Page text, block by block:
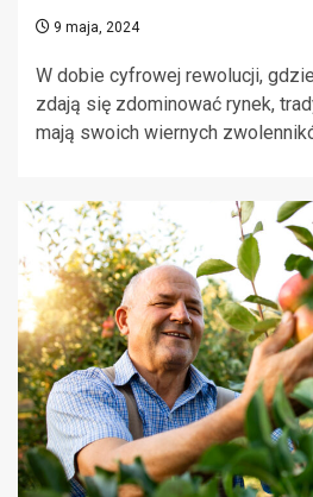
9 maja, 2024
W dobie cyfrowej rewolucji,
zdają się zdominować rynek,
mają swoich wiernych